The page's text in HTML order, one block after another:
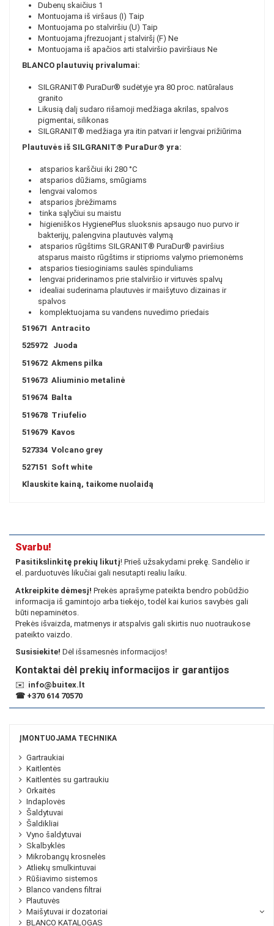
Dubenų skaičius 1
Montuojama iš viršaus (I) Taip
Montuojama po stalviršiu (U) Taip
Montuojama įfrezuojant į stalviršį (F) Ne
Montuojama iš apačios arti stalviršio paviršiaus Ne
BLANCO plautuvių privalumai:
SILGRANIT® PuraDur® sudėtyje yra 80 proc. natūralaus
granito
Likusią dalį sudaro rišamoji medžiaga akrilas, spalvos
pigmentai, silikonas
SILGRANIT® medžiaga yra itin patvari ir lengvai prižiūrima
Plautuvės iš SILGRANIT® PuraDur® yra:
atsparios karščiui iki 280 °C
atsparios dūžiams, smūgiams
lengvai valomos
atsparios įbrėžimams
tinka sąlyčiui su maistu
higieniškos HygienePlus sluoksnis apsaugo nuo purvo ir
bakterijų, palengvina plautuvės valymą
atsparios rūgštims SILGRANIT® PuraDur® paviršius
atsparus maisto rūgštims ir stiprioms valymo priemonėms
atsparios tiesioginiams saulės spinduliams
lengvai priderinamos prie stalviršio ir virtuvės spalvų
idealiai suderinama plautuvės ir maišytuvo dizainas ir
spalvos
komplektuojama su vandens nuvedimo priedais
519671 Antracito
525972 Juoda
519672 Akmens pilka
519673 Aliuminio metalinė
519674 Balta
519678 Triufelio
519679 Kavos
527334 Volcano grey
527151 Soft white
Klauskite kainą, taikome nuolaidą
Svarbu!
Pasitikslinkitę prekių likutį! Prieš užsakydami prekę. Sandėlio ir
el. parduotuvės likučiai gali nesutapti realiu laiku.
Atkreipkite dėmesį! Prekės aprašyme pateikta bendro pobūdžio
informacija iš gamintojo arba tiekėjo, todėl kai kurios savybės gali
būti nepaminėtos.
Prekės išvaizda, matmenys ir atspalvis gali skirtis nuo nuotraukose
pateikto vaizdo.
Susisiekite! Dėl išsamesnės informacijos!
Kontaktai dėl prekių informacijos ir garantijos
✉️ info@buitex.lt
☎ +370 614 70570
ĮMONTUOJAMA TECHNIKA
Gartraukiai
Kaitlentės
Kaitlentės su gartraukiu
Orkaitės
Indaplovės
Šaldytuvai
Šaldikliai
Vyno šaldytuvai
Skalbyklės
Mikrobangų krosnelės
Atliekų smulkintuvai
Rūšiavimo sistemos
Blanco vandens filtrai
Plautuvės
Maišytuvai ir dozatoriai
BLANCO KATALOGAS